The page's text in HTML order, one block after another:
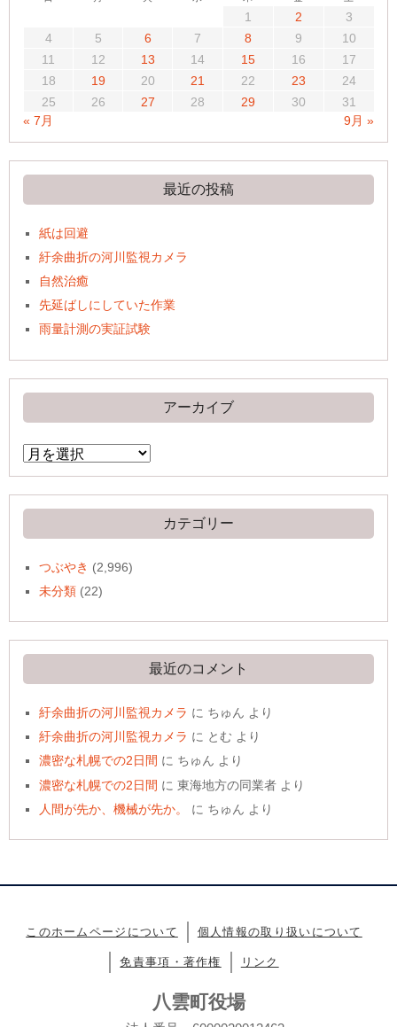
1 2
3
4
5 6 7 8 9
10
11
12 13 14 15 16
17
18
19 20 21 22 23
24
25
26 27 28 29 30
31
« 7月
9月 »
最近の投稿
紙は回避
紆余曲折の河川監視カメラ
自然治癒
先延ばしにしていた作業
雨量計測の実証試験
アーカイブ
ア
ー
イ
ブ
カテゴリー
つぶやき (2,996)
未分類 (22)
最近のコメント
紆余曲折の河川監視カメラ に ちゅん より
紆余曲折の河川監視カメラ に とむ より
濃密な札幌での2日間 に ちゅん より
濃密な札幌での2日間 に東海地方の同業者 より
人間が先か、機械が先か。
に ちゅん より
このホームページについて 個人情報の取り扱いについて
免責事項・著作権 リンク
八雲町役場